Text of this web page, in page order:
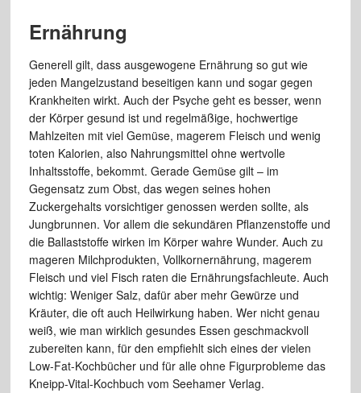
Ernährung
Generell gilt, dass ausgewogene Ernährung so gut wie
jeden Mangelzustand beseitigen kann und sogar gegen
Krankheiten wirkt. Auch der Psyche geht es besser, wenn
der Körper gesund ist und regelmäßige, hochwertige
Mahlzeiten mit viel Gemüse, magerem Fleisch und wenig
toten Kalorien, also Nahrungsmittel ohne wertvolle
Inhaltsstoffe, bekommt. Gerade Gemüse gilt – im
Gegensatz zum Obst, das wegen seines hohen
Zuckergehalts vorsichtiger genossen werden sollte, als
Jungbrunnen. Vor allem die sekundären Pflanzenstoffe und
die Ballaststoffe wirken im Körper wahre Wunder. Auch zu
mageren Milchprodukten, Vollkornernährung, magerem
Fleisch und viel Fisch raten die Ernährungsfachleute. Auch
wichtig: Weniger Salz, dafür aber mehr Gewürze und
Kräuter, die oft auch Heilwirkung haben. Wer nicht genau
weiß, wie man wirklich gesundes Essen geschmackvoll
zubereiten kann, für den empfiehlt sich eines der vielen
Low-Fat-Kochbücher und für alle ohne Figurprobleme das
Kneipp-Vital-Kochbuch vom Seehamer Verlag.